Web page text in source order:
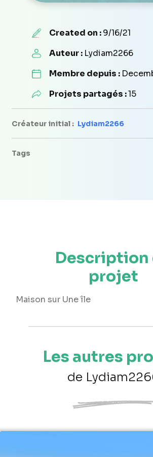
Created on :9/16/21
Auteur : Lydiam2266
Membre depuis :
Projets partagés :15
Créateur initial : Lydiam2266
Tags
Description
projet
Maison sur Une île
Les autres
de